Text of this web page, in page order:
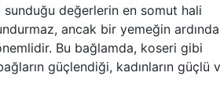
sunduğu değerlerin en somut hali
ancak bir yemeğin ardında
Bu bağlamda, koseri gibi
güçlendiği, kadınların güçlü